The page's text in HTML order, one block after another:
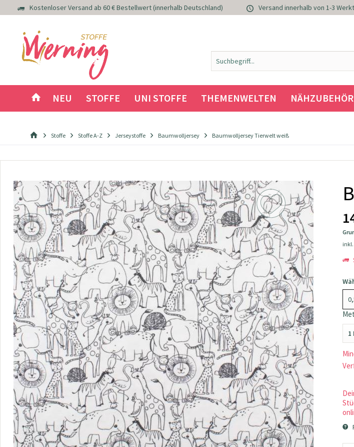
Kostenloser Versand ab 60 € Bestellwert (innerhalb Deutschland) Versand innerhalb von 1-3
NEU STOFFE UNI STOFFE THEMENWELTEN NÄHZUBEHÖR
Stoffe Stoffe A-Z Jerseystoffe Baumwolljersey Baumwolljersey Tierwelt weiß
inkl.
1